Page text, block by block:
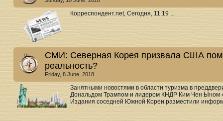
Корреспондент.net, Сегодня, 11:19 ...
СМИ: Северная Корея призвала США
реальность?
Friday, 8 June. 2018
Занятными новостями в области туризма в
Дональдом Трампом и лидером КНДР Ким Чен Ыном
Издания соседней Южной Кореи разместили